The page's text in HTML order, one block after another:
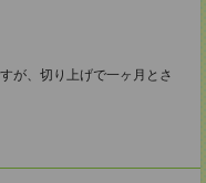
が、切り上げで一ヶ月とさ